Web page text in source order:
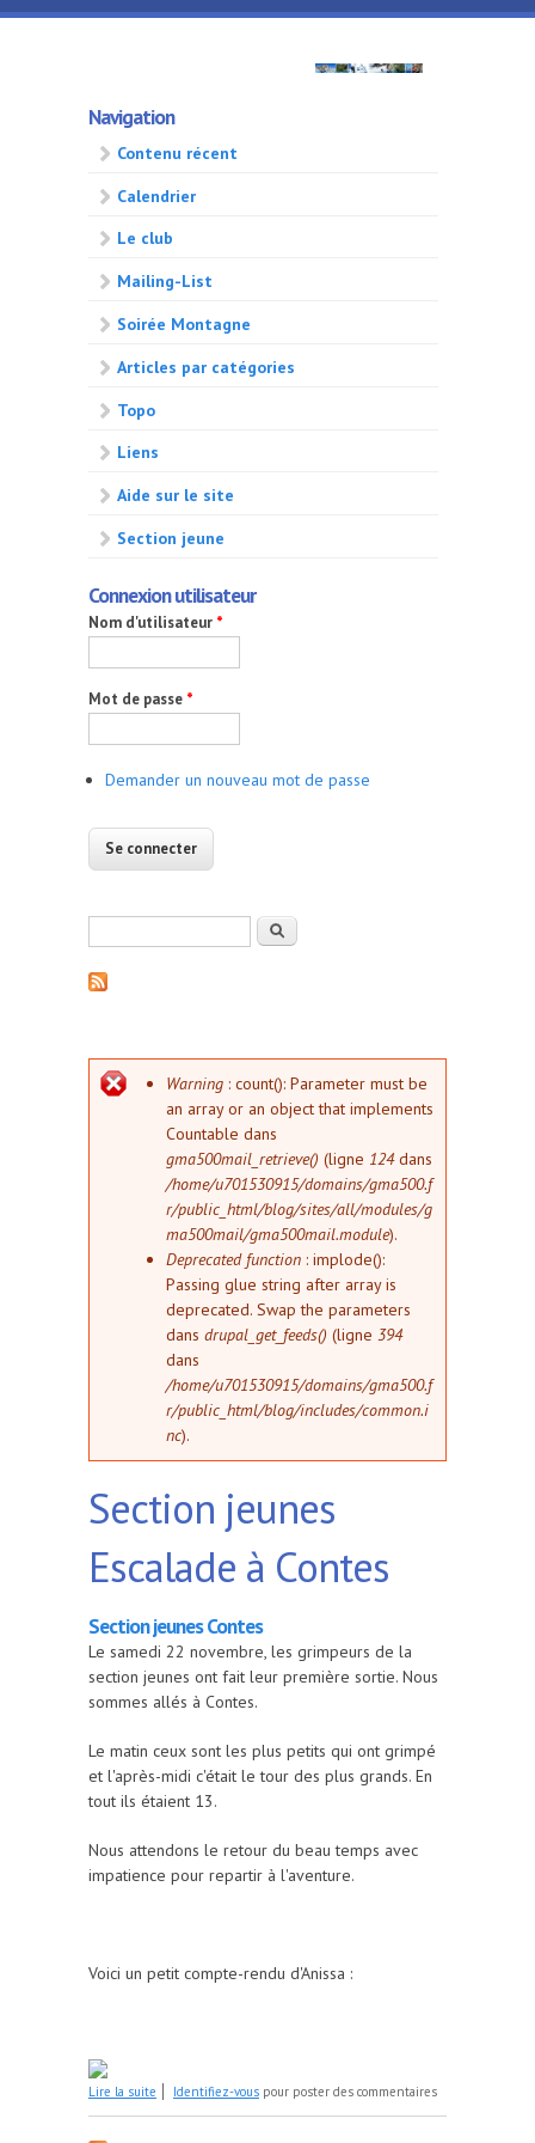
Aller au contenu principal
GMA
500
Navigation
Contenu récent
Calendrier
Le club
Mailing-List
Soirée Montagne
Articles par catégories
Topo
Liens
Aide sur le site
Section jeune
Connexion utilisateur
Nom d'utilisateur *
Mot de passe *
Demander un nouveau mot de passe
Formulaire de rechercheRechercher
Message d'erreur
Warning : count(): Parameter must be
an array or an object that implements
Countable dans
gma500mail_retrieve() (ligne 124dans
/home/u701530915/domains/gma500.f
r/public_html/blog/sites/all/modules/g
ma500mail/gma500mail.module).
Deprecated function : implode():
Passing glue string after array is
deprecated. Swap the parameters
dans drupal_get_feeds() (ligne 394
dans
/home/u701530915/domains/gma500.f
r/public_html/blog/includes/common.i
nc).
Section jeunes
Escalade à Contes
Section jeunes Contes
Le samedi 22 novembre, les grimpeurs de la
section jeunes ont fait leur première sortie. Nous
sommes allés à Contes.
Le matin ceux sont les plus petits qui ont grimpé
et l'après-midi c'était le tour des plus grands. En
tout ils étaient 13.
Nous attendons le retour du beau temps avec
impatience pour repartir à l'aventure.
Voici un petit compte-rendu d'Anissa :
Lire la suite de Section jeunes Contes
Identifiez-vous pour poster des commentaires